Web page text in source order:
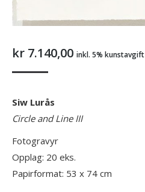
kr 7.140,00 inkl. 5% kunstavgift
Siw Lurås
Circle and Line III
Fotogravyr
Opplag: 20 eks.
Papirformat: 53 x 74 cm